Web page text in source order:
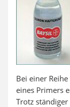
Bei einer
eines Primers
Trotz